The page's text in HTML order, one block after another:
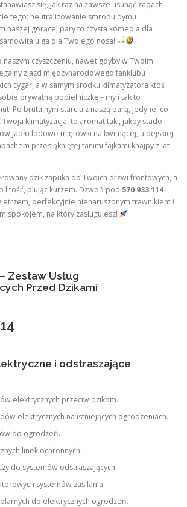
się, jak raz na zawsze usunąć zapach
tego: neutralizowanie smrodu dymu
naszej gorącej pary to czysta komedia dla
ulga dla Twojego nosa!
czyszczeniu, nawet gdyby w Twoim
zjazd międzynarodowego fanklubu
cygar, a w samym środku klimatyzatora ktoś
prywatną popielniczkę – my i tak to
Po brutalnym starciu z naszą parą, jedyne, co
klimatyzacja, to aromat taki, jakby stado
jadło lodowe miętówki na kwitnącej, alpejskiej
przesiąkniętej tanimi fajkami knajpy z lat
dzik zapuka do Twoich drzwi frontowych, a
litość, plując kurzem. Dzwoń pod 570 933 114i
perfekcyjnie nienaruszonym trawnikiem i
spokojem, na który zasługujesz!
Zestaw Usług
Przed Dzikami
i odstraszające
elektrycznych przeciw dzikom.
elektrycznych na istniejących ogrodzeniach.
do ogrodzeń.
linek ochronnych.
do systemów odstraszających.
systemów zasilania.
do elektrycznych ogrodzeń.